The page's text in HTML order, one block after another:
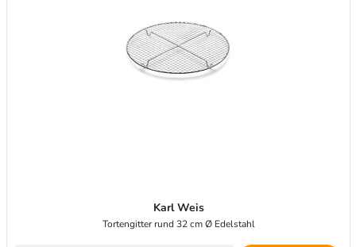
Karl Weis
Tortengitter rund 32 cm Ø Edelstahl